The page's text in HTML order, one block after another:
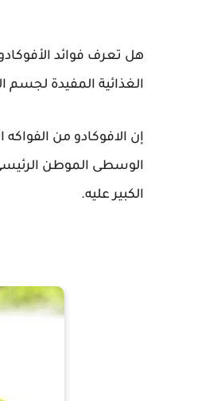
هل تعرف فوائد
الغذائية المفيدة لجسم
إن الافوكادو من
الوسطى الموطن الرئيسي
الكبير عليه.